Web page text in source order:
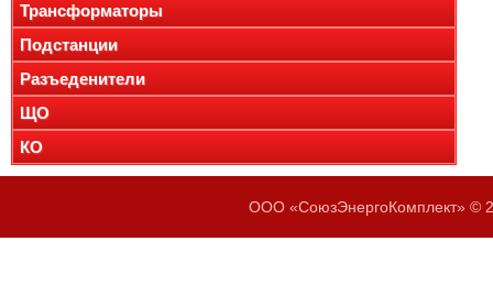
Трансформаторы
Подстанции
Разъеденители
ЩО
КО
ООО «СоюзЭнергоКомплект» ©